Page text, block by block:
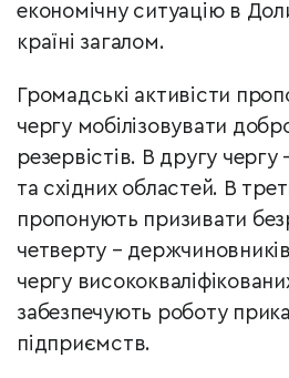
економічну ситуацію в
країні загалом.
Громадські активісти
чергу мобілізовувати
резервістів. В другу
та східних областей. В
пропонують призивати
четверту –
чергу
забезпечують роботу
підприємств.